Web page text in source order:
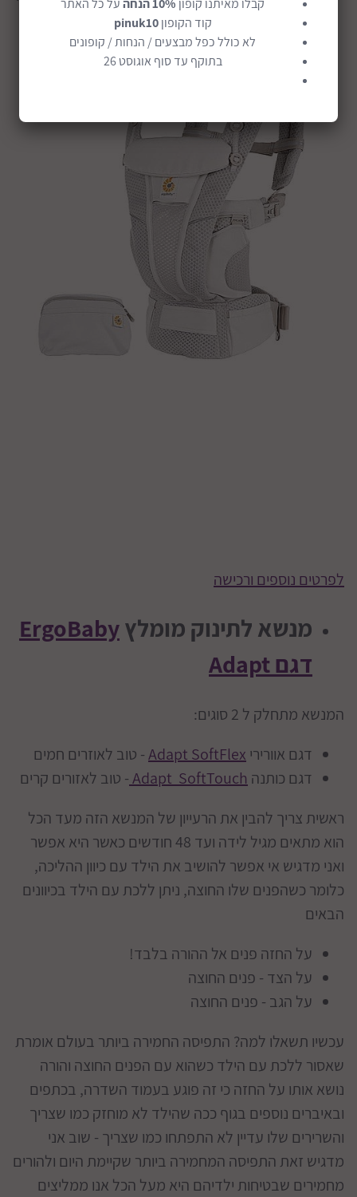
מפרק הירך
לפרטים נוספים ורכישה
מנשא לתינוק מומלץErgoBaby
דגם Adapt
המנשא מתחלק ל 2 סוגים:
דגם אוורירי Adapt SoftFlex- טוב לאוזרים חמים
דגם כותנה Adapt SoftTouch- טוב לאזורים קרים
ראשית צריך להבין את הרעייון של המנשא הזה מעד הכל
הוא מתאים מגיל לידה ועד 48 חודשים כאשר היא אפשר
ואני מדגיש אי אפשר להושיב את הילד עם כיוון ההליכה,
כלומר כשהפנים שלו החוצה, ניתן ללכת עם הילד בכיוונים
הבאים
על החזה פנים אל ההורה בלבד!
על הצד - פנים החוצה
על הגב - פנים החוצה
עכשיו תשאלו למה? התפיסה החמירה ביותר בעולם אומרת
שאסור ללכת עם הילד כשהוא עם הפנים החוצה והורה
נושא אותו על החזה כי זה פוגע בעמוד השדרה, בכתפים
ובאיברים נוספים בגוף ככה שהילד לא מוחזק כמו שצריך
והשרירים שלו עדיין לא התפתחו כמו שצריך - שוב אני
מדגיש זאת התפיסה המחמירה ביותר שקיימת היום ולהורים
מחמירים שבטיחות ילדיהם היא מעל הכל אנו ממליצים
קבלו מאיתנו קופון 10% הנחה
על כל האתר
קוד הקופוןpinuk10
לא כולל כפל מבצעים / הנחות / קופונים
בתוקף עד סוף אוגוסט 26